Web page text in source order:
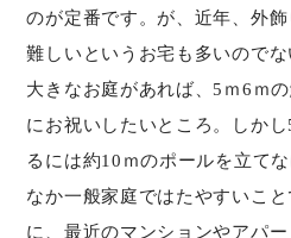
のが定番です。が、近年、外
難しいというお宅も多いのでな
大きなお庭があれば、5ｍ6ｍ
にお祝いしたいところ。しか
るには約10ｍのポールを立て
なか一般家庭ではたやすいこ
に、最近のマンションやアパ